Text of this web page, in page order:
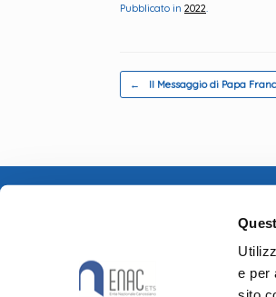
e per
Pubblicato in 2022.
Navigazione articolo
← Il Messaggio di Papa